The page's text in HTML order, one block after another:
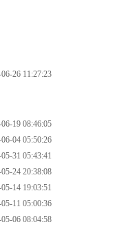
26 11:27:23
19 08:46:05
04 05:50:26
31 05:43:41
24 20:38:08
14 19:03:51
11 05:00:36
06 08:04:58